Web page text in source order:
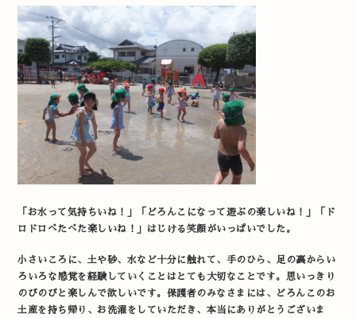
「お水って気持ちいね！」「どろんこになって遊ぶの楽しいね！」「ド
ロドロぺたぺた楽しいね！」はじける笑顔がいっぱいでした。
小さいころに、土や砂、水など十分に触れて、手のひら、足の裏からい
ろいろな感覚を経験していくことはとても大切なことです。思いっきり
のびのびと楽しんで欲しいです。保護者のみなさまには、どろんこのお
土産を持ち帰り、お洗濯をしていただき、本当にありがとうございま